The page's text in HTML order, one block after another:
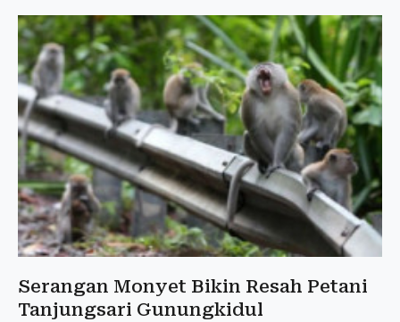
Serangan Monyet Bikin Resah Petani
Tanjungsari Gunungkidul